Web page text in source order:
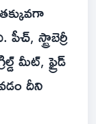
స్ట్రాబెర్రీ
మీట్, ఫ్రైడ్
దీని